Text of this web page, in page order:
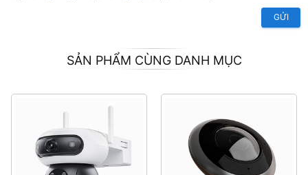
GỬI
SẢN PHẨM CÙNG DANH MỤC